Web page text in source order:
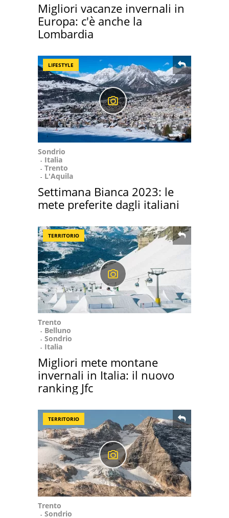
Migliori vacanze invernali in
Europa: c'è anche la
Lombardia
LIFESTYLE
Sondrio
Italia
Trento
L'Aquila
Settimana Bianca 2023: le
mete preferite dagli italiani
TERRITORIO
Trento
Belluno
Sondrio
Italia
Migliori mete montane
invernali in Italia: il nuovo
ranking Jfc
TERRITORIO
Trento
Sondrio